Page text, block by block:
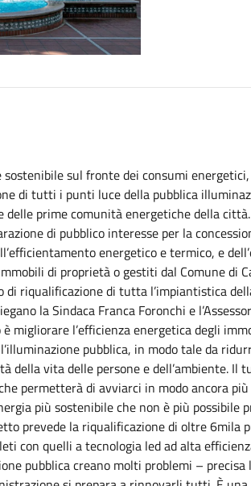
sostenibile sul fronte dei consumi
di tutti i punti luce della pubblica
delle prime comunità energetiche della
di pubblico interesse per la
energetico e termico, e
di proprietà o gestiti dal Comune di
di riqualificazione di tutta l’impiantistica
la Sindaca Franca Foronchi e
migliorare l’efficienza energetica degli
pubblica, in modo tale da
della vita delle persone e dell’ambiente. Il
permetterà di avviarci in modo ancora
più sostenibile che non è più possibile
prevede la riqualificazione di oltre
con quelli a tecnologia led ad alta
pubblica creano molti problemi – precisa